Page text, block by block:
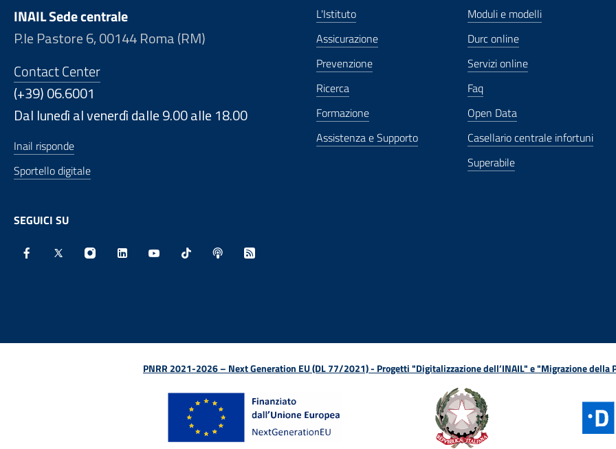
INAIL Sede centrale
P.le Pastore 6, 00144 Roma (RM)
Contact Center
(+39) 06.6001
Dal lunedì al venerdì dalle 9.00 alle 18.00
Inail risponde
Sportello digitale
SEGUICI SU
L'Istituto
Assicurazione
Prevenzione
Ricerca
Formazione
Assistenza e Supporto
Moduli e modelli
Durc online
Servizi online
Faq
Open Data
Casellario centrale infortuni
Superabile
PNRR 2021-2026 – Next Generation EU (DL 77/2021) - Progetti "Digitalizzazione dell’INAIL" e "Migrazione della